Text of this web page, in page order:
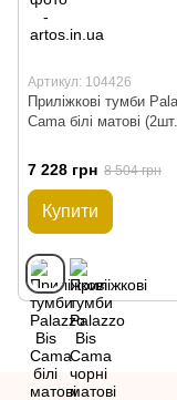
Артикул: 104426
Приліжкові тумби
Cama білі матові
7 228 грн 8 504 грн
Купити